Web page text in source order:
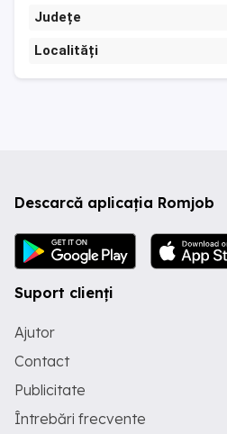
Județe
Localități
Descarcă aplicația Romjob
Suport clienți
Ajutor
Contact
Publicitate
Întrebări frecvente